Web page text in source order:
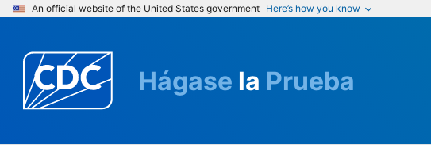
An official website of the United States government Here’s how you know
Hágase la Prueba